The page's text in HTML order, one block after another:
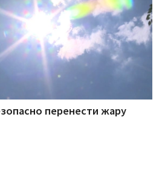
перенести жару